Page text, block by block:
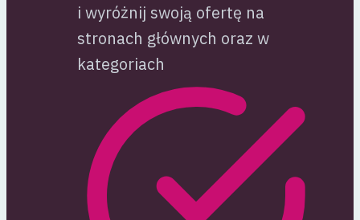
i wyróżnij swoją ofertę na
stronach głównych oraz w
kategoriach